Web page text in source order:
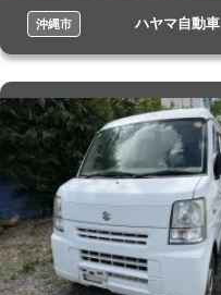
沖縄市 ハヤマ自動車